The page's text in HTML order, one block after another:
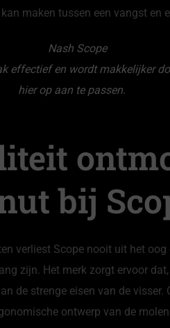
maken tussen een vangst en
effectief en wordt makkelijker
hier op aan te passen.
bij
verliest Scope nooit uit het
zijn. Het merk zorgt ervoor
de strenge eisen van de
ontwerp van de